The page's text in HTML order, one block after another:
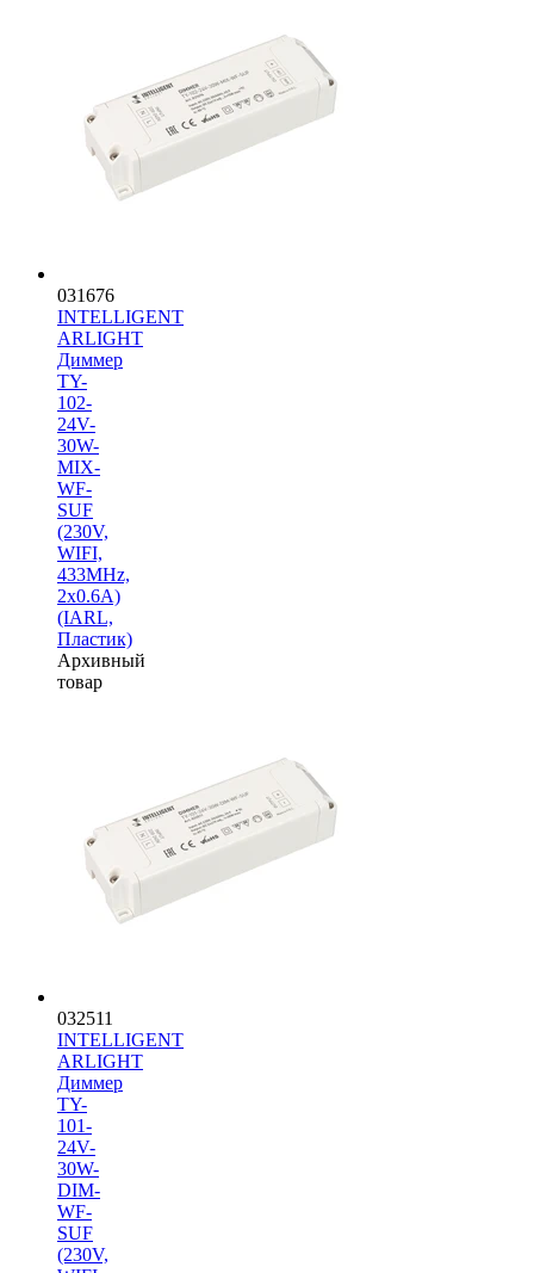
031676
INTELLIGENT
ARLIGHT
Диммер
TY-
102-
24V-
30W-
MIX-
WF-
SUF
(230V,
WIFI,
433MHz,
2x0.6A)
(IARL,
Пластик)
Архивный
товар
032511
INTELLIGENT
ARLIGHT
Диммер
TY-
101-
24V-
30W-
DIM-
WF-
SUF
(230V,